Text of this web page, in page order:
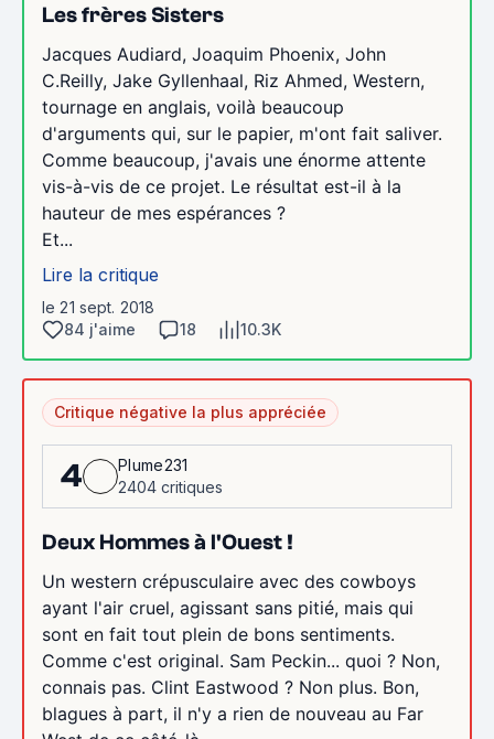
Les frères Sisters
Jacques Audiard, Joaquim Phoenix, John
C.Reilly, Jake Gyllenhaal, Riz Ahmed, Western,
tournage en anglais, voilà beaucoup
d'arguments qui, sur le papier, m'ont fait saliver.
Comme beaucoup, j'avais une énorme attente
vis-à-vis de ce projet. Le résultat est-il à la
hauteur de mes espérances ?
Et...
Lire la critique
le 21 sept. 2018
84 j'aime
18 10.3K
Critique négative la plus appréciée
4
Plume231
2404 critiques
Deux Hommes à l'Ouest !
Un western crépusculaire avec des cowboys
ayant l'air cruel, agissant sans pitié, mais qui
sont en fait tout plein de bons sentiments.
Comme c'est original. Sam Peckin... quoi ? Non,
connais pas. Clint Eastwood ? Non plus. Bon,
blagues à part, il n'y a rien de nouveau au Far